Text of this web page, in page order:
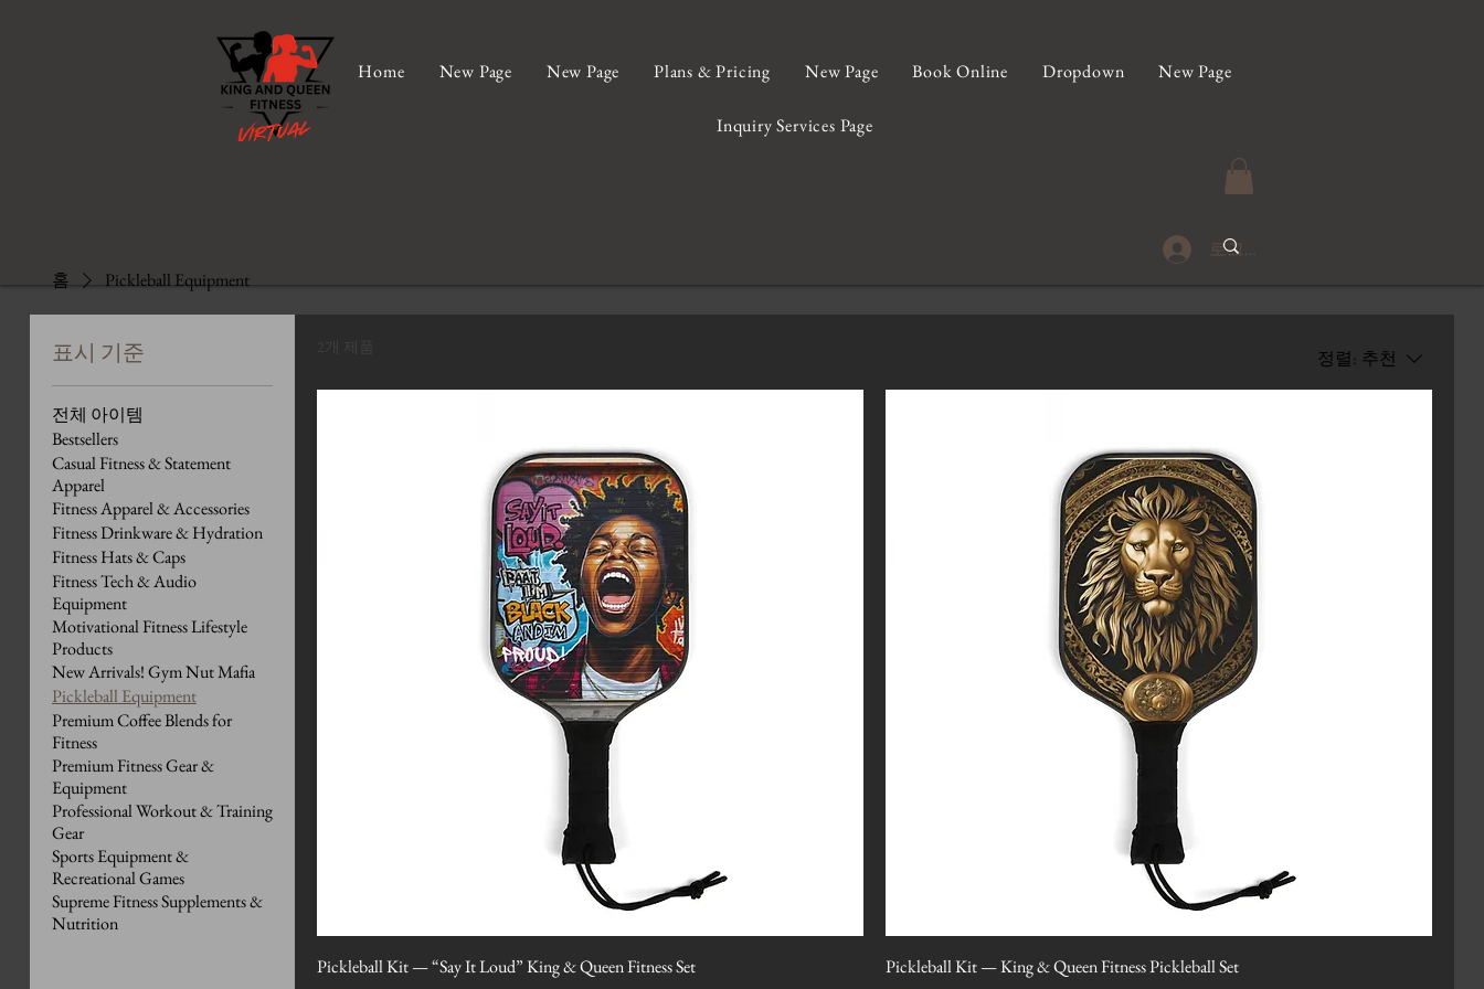
Home New Page New Page Plans & Pricing New Page Book Online Dropdown New Page
Inquiry Services Page
로그인
홈
Pickleball Equipment
표시 기준
전체 아이템
Bestsellers
Casual Fitness & Statement
Apparel
Fitness Apparel & Accessories
Fitness Drinkware & Hydration
Fitness Hats & Caps
Fitness Tech & Audio
Equipment
Motivational Fitness Lifestyle
Products
New Arrivals! Gym Nut Mafia
Pickleball Equipment
Premium Coffee Blends for
Fitness
Premium Fitness Gear &
Equipment
Professional Workout & Training
Gear
Sports Equipment &
Recreational Games
Supreme Fitness Supplements &
Nutrition
정렬: 추천
Pickleball Kit — “Say It Loud” King & Queen Fitness Set
Pickleball Kit — King & Queen Fitness Pickleball Set